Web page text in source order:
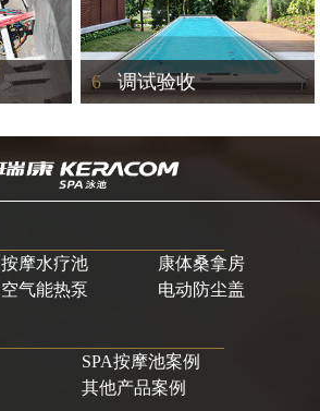
6调试验收
按摩水疗池
康体桑拿房
空气能热泵 电动防尘盖
SPA按摩池案例
其他产品案例